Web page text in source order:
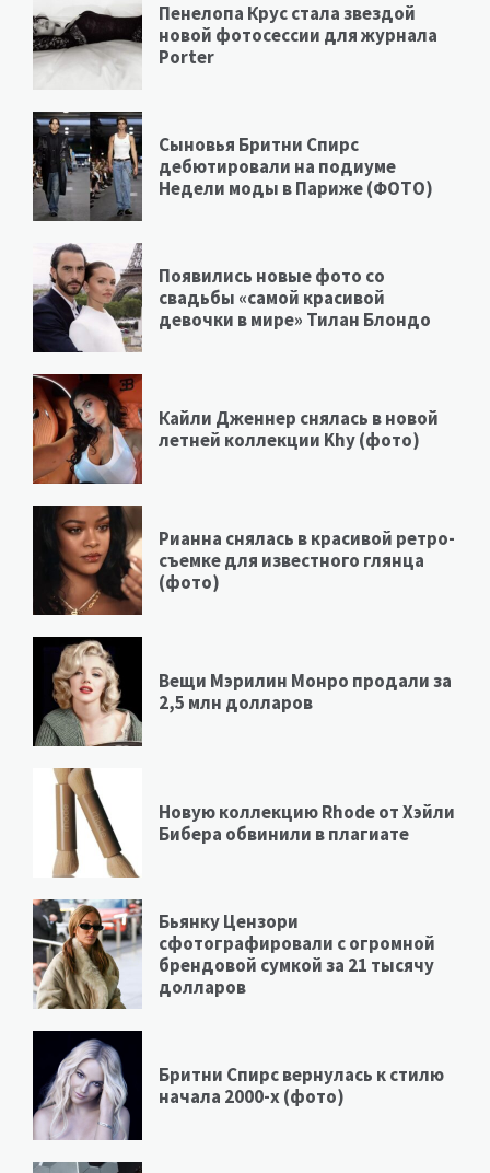
Пенелопа Крус стала звездой
новой фотосессии для журнала
Porter
Сыновья Бритни Спирс
дебютировали на подиуме
Недели моды в Париже (ФОТО)
Появились новые фото со
свадьбы «самой красивой
девочки в мире» Тилан Блондо
Кайли Дженнер снялась в новой
летней коллекции Khy (фото)
Рианна снялась в красивой ретро-
съемке для известного глянца
(фото)
Вещи Мэрилин Монро продали за
2,5 млн долларов
Новую коллекцию Rhode от Хэйли
Бибера обвинили в плагиате
Бьянку Цензори
сфотографировали с огромной
брендовой сумкой за 21 тысячу
долларов
Бритни Спирс вернулась к стилю
начала 2000-х (фото)